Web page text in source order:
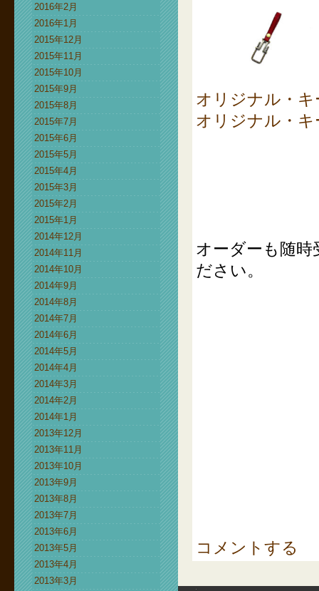
2016年2月
2016年1月
2015年12月
2015年11月
2015年10月
2015年9月
2015年8月
2015年7月
2015年6月
2015年5月
2015年4月
2015年3月
2015年2月
2015年1月
2014年12月
2014年11月
2014年10月
2014年9月
2014年8月
2014年7月
2014年6月
2014年5月
2014年4月
2014年3月
2014年2月
2014年1月
2013年12月
2013年11月
2013年10月
2013年9月
2013年8月
2013年7月
2013年6月
2013年5月
2013年4月
2013年3月
オリジナル・
オリジナル・
オーダーも随
ださい。
コメントする